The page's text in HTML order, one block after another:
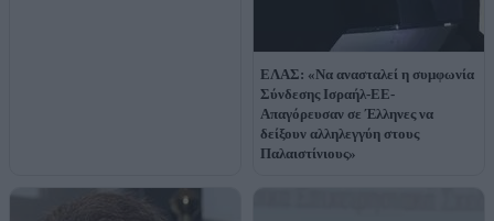
ΕΛΑΣ: «Να ανασταλεί η συμφωνία
Σύνδεσης Ισραήλ-ΕΕ-
Απαγόρευσαν σε Έλληνες να
δείξουν αλληλεγγύη στους
Παλαιστίνιους»